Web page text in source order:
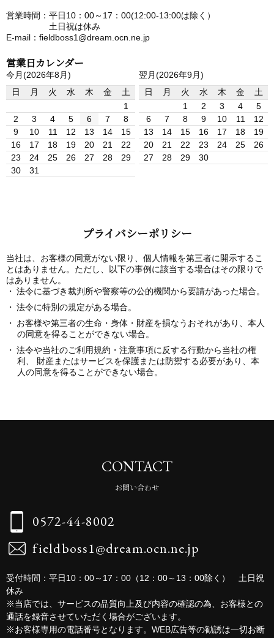
営業時間：平日10：00～17：00(12:00-13:00は除く）
土日祝は休み
E-mail：fieldboss1@dream.ocn.ne.jp
営業日カレンダー
今月(2026年8月)
日
月 火 水 木 金
土
1
2
3 4 5 6 7
8
9
10 11 12 13 14
15
16
17 18 19 20 21
22
23
24 25 26 27 28
29
30
31
翌月(2026年9月)
日
月 火 水 木 金
土
1
2 3 4
5
6
7 8 9 10 11
12
13
14 15 16 17 18
19
20
21 22 23 24 25
26
27
28 29 30
プライバシーポリシー
当社は、お客様の同意がない限り、個人情報を第三者に開示するこ
とはありません。ただし、以下の事例に該当する場合はその限りで
はありません。
法令に基づき裁判所や警察等の公的機関から要請があった場合。
法令に特別の規定がある場合。
お客様や第三者の生命・身体・財産を損なうおそれがあり、本人
の同意を得ることができない場合。
法令や当社のご利用規約・注意事項に反する行動から当社の権
利、 財産またはサービスを保護または防禦する必要があり、本
人の同意を得ることができない場合。
CONTACT
お問い合わせ
0572-44-8002
fieldboss1@dream.ocn.ne.jp
受付時間：平日10：00～17：00（12：00～13：00除く） 土日祝
休み
※当店では、サービスの品質向上及び内容の確認の為、お客様との
通話を録音させていただく場合がございます。
※お客様専用の電話番号となります。WEB広告等の勧誘は一切お断